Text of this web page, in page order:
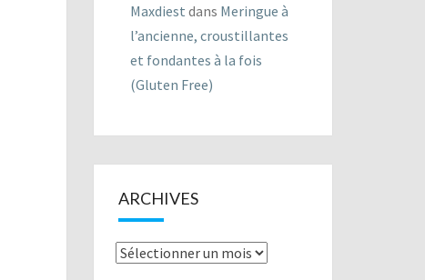
Maxdiest dans Meringue à
l’ancienne, croustillantes
et fondantes à la fois
(Gluten Free)
ARCHIVES
Archives